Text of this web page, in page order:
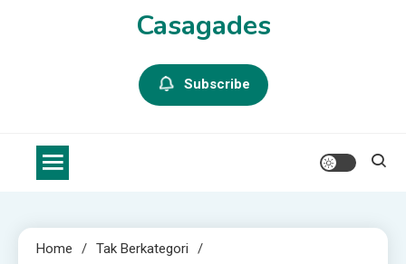
Casagades
Subscribe
Home
Tak Berkategori